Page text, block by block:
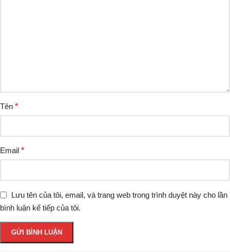
Tên *
Email *
Lưu tên của tôi, email, và trang web trong trình duyệt này cho lần
bình luận kế tiếp của tôi.